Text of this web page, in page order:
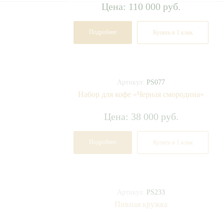
Цена: 38 000 руб.
Подробнее Купить в 1 клик
PS233
Пивная кружка
Цена: 110 000 руб.
Подробнее Купить в 1 клик
Артикул: PS077
Набор для кофе «Черная смородина»